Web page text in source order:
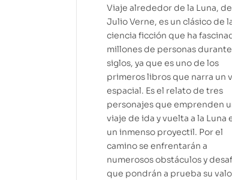
Viaje alrededor de la Luna, de
Julio Verne, es un clásico de
ciencia ficción que ha
millones de personas durante
siglos, ya que es uno de los
primeros libros que narra un
espacial. Es el relato de tres
personajes que emprenden
viaje de ida y vuelta a la Luna
un inmenso proyectil. Por el
camino se enfrentarán a
numerosos obstáculos y
que pondrán a prueba su